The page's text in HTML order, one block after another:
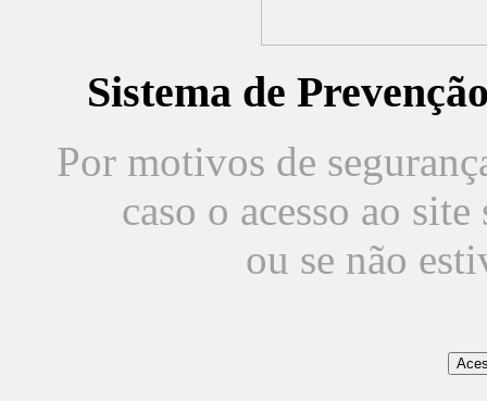
Sistema de
Por motivos de
caso o acesso ao
ou se não